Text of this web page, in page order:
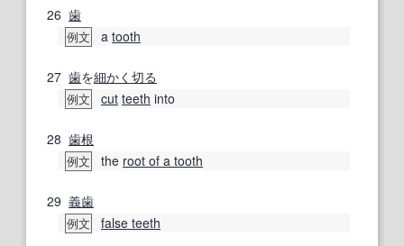
26 歯
例文 a tooth
27 歯を細かく 切る
例文 cut teeth into
28 歯根
例文 the root of a tooth
29 義歯
例文 false teeth